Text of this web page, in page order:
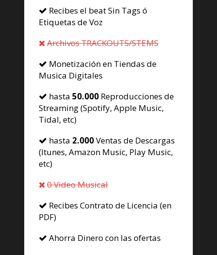
Recibes el beat Sin Tags ó
Etiquetas de Voz
Archivos TRACKOUTS/STEMS
Monetización en Tiendas de
Musica Digitales
hasta 50.000 Reproducciones de
Streaming (Spotify, Apple Music,
Tidal, etc)
hasta 2.000Ventas de Descargas
(Itunes, Amazon Music, Play Music,
etc)
0 Video Musical
Recibes Contrato de Licencia (en
PDF)
Ahorra Dinero con las ofertas